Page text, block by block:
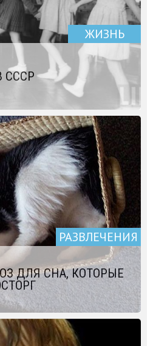
ЖИЗНЬ
СССР
РАЗВЛЕЧЕНИЯ
ДЛЯ СНА, КОТОРЫЕ